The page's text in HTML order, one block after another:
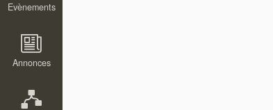
Evènements
Annonces